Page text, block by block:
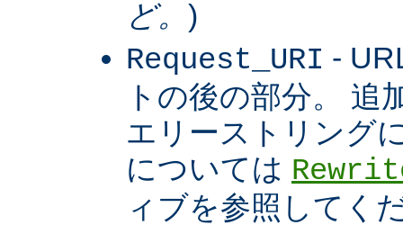
ど。 )
Request_URI -
トの後の部分。 追
エリーストリング
については
ィブを参照してく